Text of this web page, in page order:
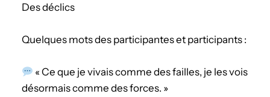
Des déclics
Quelques mots des participantes et participants :
« Ce que je vivais comme des failles, je les vois
désormais comme des forces. »